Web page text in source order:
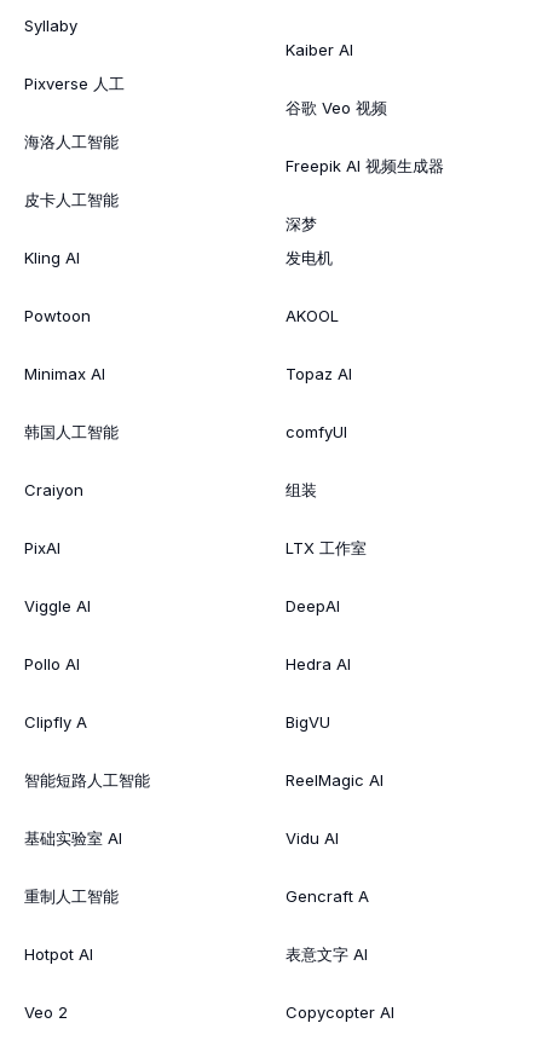
Syllaby
Pixverse 人工
海洛人工智能
皮卡人工智能
Kling AI
Powtoon
Minimax AI
韩国人工智能
Craiyon
PixAI
Viggle AI
Pollo AI
Clipfly A
智能短路人工智能
基础实验室 AI
重制人工智能
Hotpot AI
Veo 2
Kaiber AI
谷歌 Veo 视频
Freepik AI 视频生成器
深梦
发电机
AKOOL
Topaz AI
comfyUI
组装
LTX 工作室
DeepAI
Hedra AI
BigVU
ReelMagic AI
Vidu AI
Gencraft A
表意文字 AI
Copycopter AI